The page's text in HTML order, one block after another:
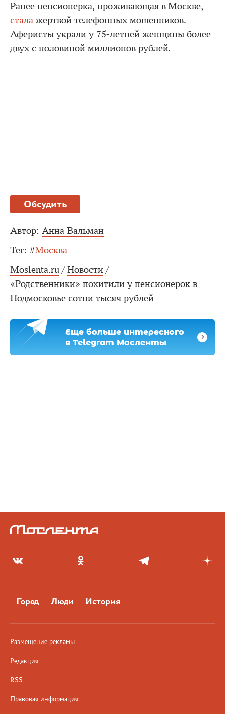
Ранее пенсионерка, проживающая в Москве,
стала жертвой телефонных мошенников.
Аферисты украли у 75-летней женщины более
двух с половиной миллионов рублей.
Обсудить
Автор: Анна Вальман
Тег: #Москва
Moslenta.ru / Новости /
«Родственники» похитили у пенсионерок в
Подмосковье сотни тысяч рублей
Еще больше интересного
в Telegram Мосленты
Город Люди История
Размещение рекламы
Редакция
RSS
Правовая информация